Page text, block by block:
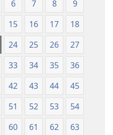
6 7 8
9
15 16 17
18
24 25 26
27
33 34 35
36
42 43 44
45
51 52 53
54
60 61 62
63